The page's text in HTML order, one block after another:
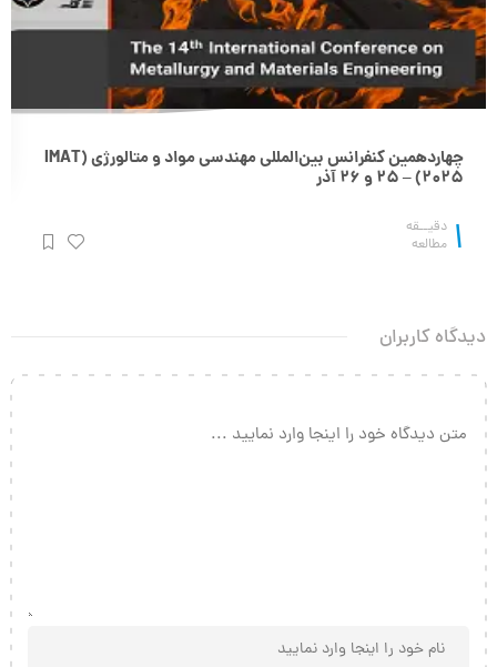
چهاردهمین کنفرانس بین‌المللی مهندسی مواد و متالورژی (IMAT
2025) – 25 و 26 آذر
1 دقیــقه
مطالعه
دیدگاه کاربران